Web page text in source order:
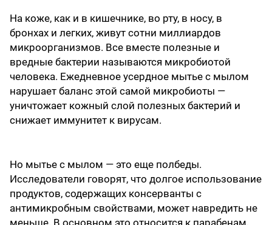
На коже, как и в кишечнике, во рту, в носу, в
бронхах и легких, живут сотни миллиардов
микроорганизмов. Все вместе полезные и
вредные бактерии называются микробиотой
человека. Ежедневное усердное мытье с мылом
нарушает баланс этой самой микробиоты —
уничтожает кожный слой полезных бактерий и
снижает иммунитет к вирусам.
Но мытье с мылом — это еще полбеды.
Исследователи говорят, что долгое использование
продуктов, содержащих консерванты с
антимикробным свойствами, может навредить не